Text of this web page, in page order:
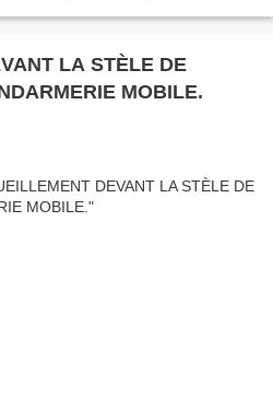
LA STÈLE DE
MOBILE.